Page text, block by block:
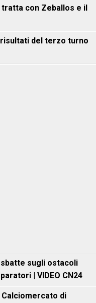
tratta con Zeballos e il
risultati del terzo turno
sugli ostacoli
| VIDEO CN24
Calciomercato di